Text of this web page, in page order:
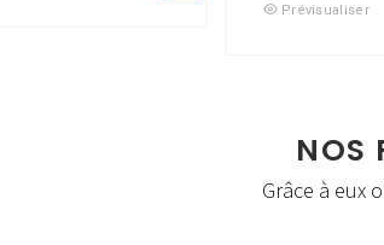
Prévisualiser
NOS
Grâce à eux